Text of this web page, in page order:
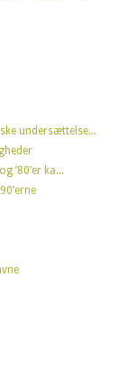
undersættelse...
’80’er ka...